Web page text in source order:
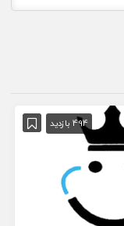
494 بازدید